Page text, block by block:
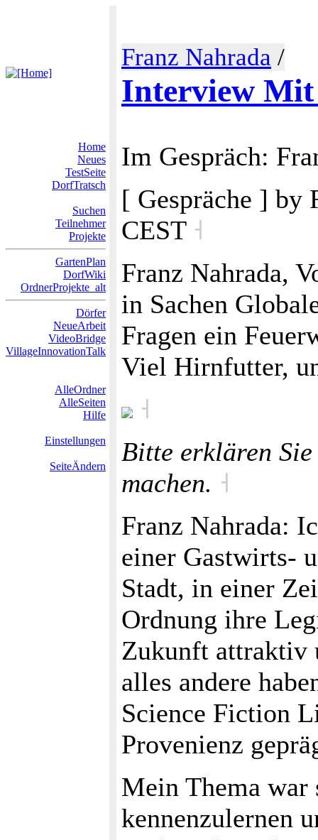
Franz Nahrada /
Interview Mit
Home
Neues
TestSeite
DorfTratsch
Suchen
Teilnehmer
Projekte
GartenPlan
DorfWiki
OrdnerProjekte_alt
Dörfer
NeueArbeit
VideoBridge
VillageInnovationTalk
AlleOrdner
AlleSeiten
Hilfe
Einstellungen
SeiteÄndern
Im Gespräch:
[ Gespräche ] by
CEST ˧
Franz Nahrada,
in Sachen
Fragen ein
Viel Hirnfutter,
˧
Bitte erklären
machen. ˧
Franz Nahrada:
einer Gastwirts-
Stadt, in einer
Ordnung ihre
Zukunft attraktiv
alles andere
Science Fiction
Provenienz
Mein Thema
kennenzulernen